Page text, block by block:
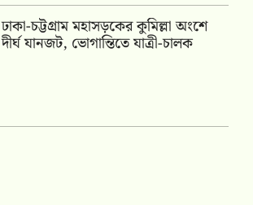
ঢাকা-চট্টগ্রাম মহাসড়কের কুমিল্লা অংশে
দীর্ঘ যানজট, ভোগান্তিতে যাত্রী-চালক